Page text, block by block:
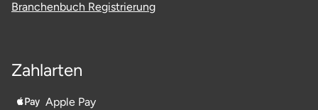
Branchenbuch Registrierung
Zahlarten
Apple Pay